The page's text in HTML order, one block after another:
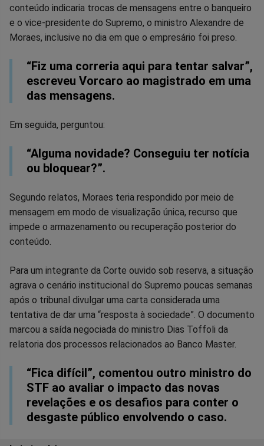
conteúdo indicaria trocas de mensagens entre o banqueiro
e o vice-presidente do Supremo, o ministro Alexandre de
Moraes, inclusive no dia em que o empresário foi preso.
“Fiz uma correria aqui para tentar salvar”,
escreveu Vorcaro ao magistrado em uma
das mensagens.
Em seguida, perguntou:
“Alguma novidade? Conseguiu ter notícia
ou bloquear?”.
Segundo relatos, Moraes teria respondido por meio de
mensagem em modo de visualização única, recurso que
impede o armazenamento ou recuperação posterior do
conteúdo.
Para um integrante da Corte ouvido sob reserva, a situação
agrava o cenário institucional do Supremo poucas semanas
após o tribunal divulgar uma carta considerada uma
tentativa de dar uma “resposta à sociedade”. O documento
marcou a saída negociada do ministro Dias Toffoli da
relatoria dos processos relacionados ao Banco Master.
“Fica difícil”, comentou outro ministro do
STF ao avaliar o impacto das novas
revelações e os desafios para conter o
desgaste público envolvendo o caso.